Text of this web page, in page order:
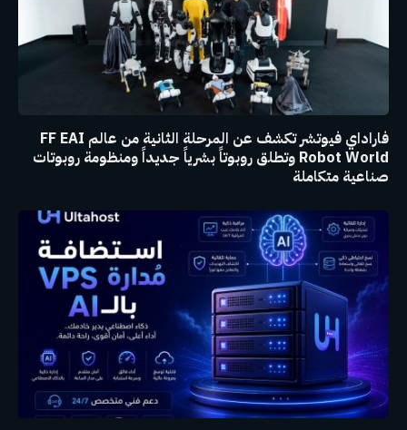
فاراداي فيوتشر تكشف عن المرحلة الثانية من عالم FF EAI
Robot World وتطلق روبوتاً بشرياً جديداً ومنظومة روبوتات
صناعية متكاملة